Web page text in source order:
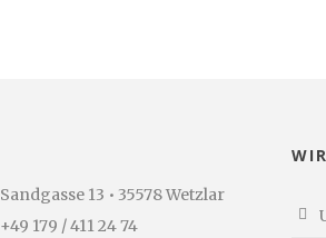
Sandgasse 13 • 35578 Wetzlar
+49 179 / 411 24 74